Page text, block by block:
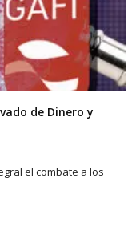
de Dinero y
el combate a los